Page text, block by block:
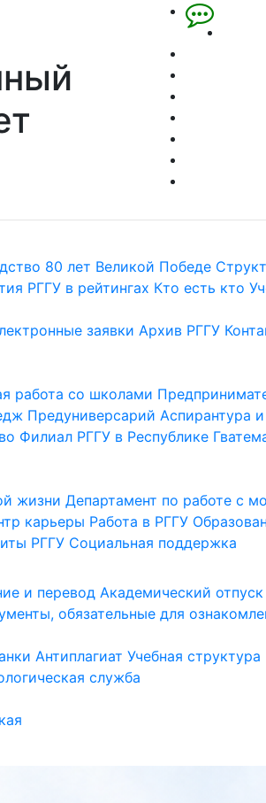
80 лет Великой Победе
РГГУ в рейтингах Кто есть кто
заявки Архив РГГУ
работа со школами
Предуниверсарий Аспирантура
Филиал РГГУ в Республике
жизни Департамент по работе с
карьеры Работа в РГГУ
РГГУ Социальная поддержка
и перевод Академический отпуск
обязательные для
Антиплагиат Учебная структура
служба